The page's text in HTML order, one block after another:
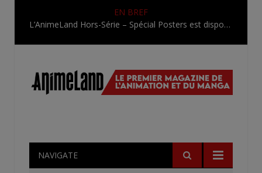
EN BREF
L’AnimeLand Hors-Série – Spécial Posters est disponible !
NAVIGATE